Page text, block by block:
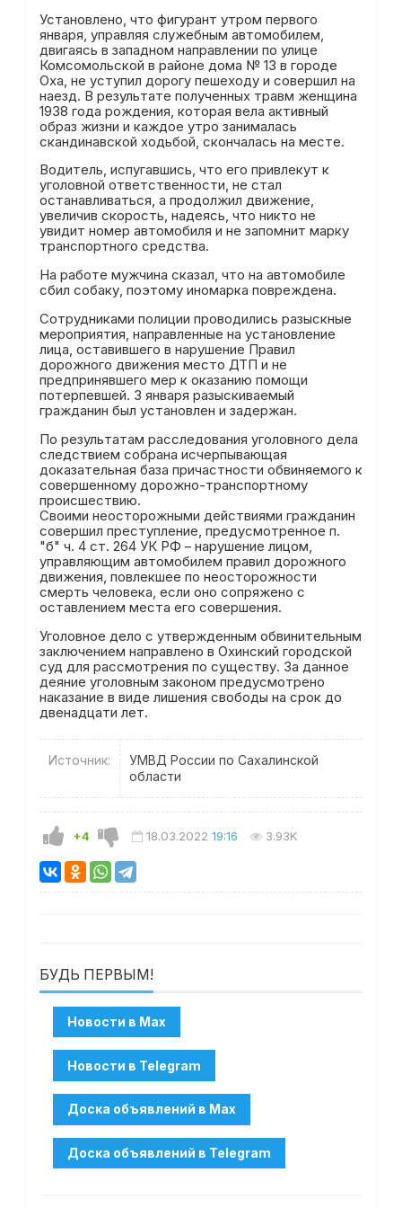
Установлено, что фигурант утром первого
января, управляя служебным автомобилем,
двигаясь в западном направлении по улице
Комсомольской в районе дома № 13 в городе
Оха, не уступил дорогу пешеходу и совершил на
наезд. В результате полученных травм женщина
1938 года рождения, которая вела активный
образ жизни и каждое утро занималась
скандинавской ходьбой, скончалась на месте.
Водитель, испугавшись, что его привлекут к
уголовной ответственности, не стал
останавливаться, а продолжил движение,
увеличив скорость, надеясь, что никто не
увидит номер автомобиля и не запомнит марку
транспортного средства.
На работе мужчина сказал, что на автомобиле
сбил собаку, поэтому иномарка повреждена.
Сотрудниками полиции проводились разыскные
мероприятия, направленные на установление
лица, оставившего в нарушение Правил
дорожного движения место ДТП и не
предпринявшего мер к оказанию помощи
потерпевшей. 3 января разыскиваемый
гражданин был установлен и задержан.
По результатам расследования уголовного дела
следствием собрана исчерпывающая
доказательная база причастности обвиняемого к
совершенному дорожно-транспортному
происшествию.
Своими неосторожными действиями гражданин
совершил преступление, предусмотренное п.
"б" ч. 4 ст. 264 УК РФ – нарушение лицом,
управляющим автомобилем правил дорожного
движения, повлекшее по неосторожности
смерть человека, если оно сопряжено с
оставлением места его совершения.
Уголовное дело с утвержденным обвинительным
заключением направлено в Охинский городской
суд для рассмотрения по существу. За данное
деяние уголовным законом предусмотрено
наказание в виде лишения свободы на срок до
двенадцати лет.
Источник:
УМВД России по Сахалинской
области
+4 18.03.2022 19:16 3.93K
БУДЬ ПЕРВЫМ!